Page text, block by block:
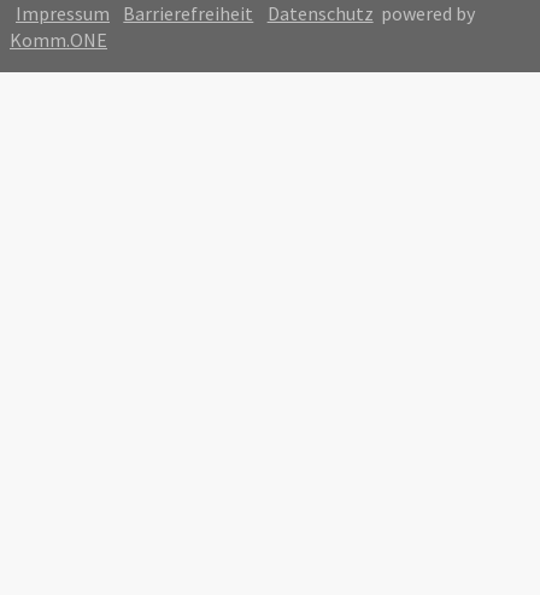
Impressum
Barrierefreiheit Datenschutz powered by
Komm.ONE